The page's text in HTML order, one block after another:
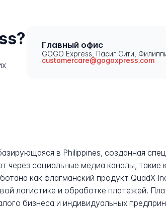
Главный офис
GOGO Express, Пасиг Сити,
customercare@gogoxpress.com
в Philippines, созданная
социальные медиа каналы, такие
как флагманский продукт QuadX
логистике и обработке платежей.
бизнеса и индивидуальных